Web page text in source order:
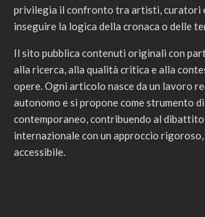
privilegia il confronto tra artisti, curatori
inseguire la logica della cronaca o delle
Il sito pubblica contenuti originali con
alla ricerca, alla qualità critica e alla
opere. Ogni articolo nasce da un lavoro
autonomo e si propone come strumento
contemporaneo, contribuendo al
internazionale con un approccio
accessibile.